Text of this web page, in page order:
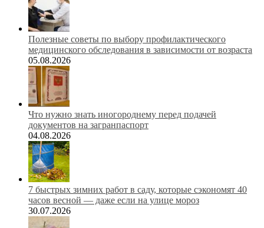
Полезные советы по выбору профилактического
медицинского обследования в зависимости от возраста
05.08.2026
Что нужно знать иногороднему перед подачей
документов на загранпаспорт
04.08.2026
7 быстрых зимних работ в саду, которые сэкономят 40
часов весной — даже если на улице мороз
30.07.2026